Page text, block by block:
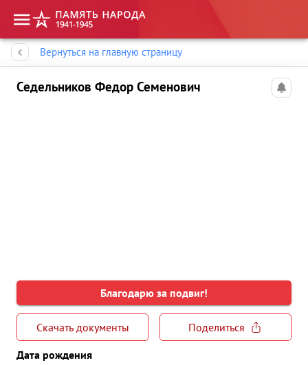
Вернуться на главную страницу
Седельников Федор Семенович
Благодарю за подвиг!
Скачать документы
Поделиться
Дата рождения
Память народа